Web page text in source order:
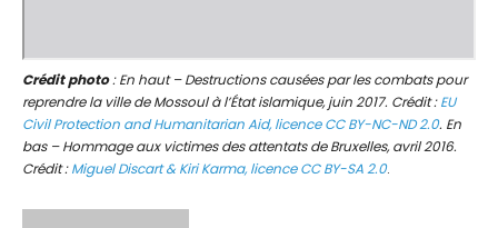
Crédit photo: En haut – Destructions causées par les combats pour
reprendre la ville de Mossoul à l’État islamique, juin 2017. Crédit :EU
Civil Protection and Humanitarian Aid, licence CC BY-NC-ND 2.0. En
bas – Hommage aux victimes des attentats de Bruxelles, avril 2016.
Crédit : Miguel Discart & Kiri Karma, licence CC BY-SA 2.0.